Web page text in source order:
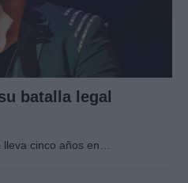
batalla legal
cinco años en…